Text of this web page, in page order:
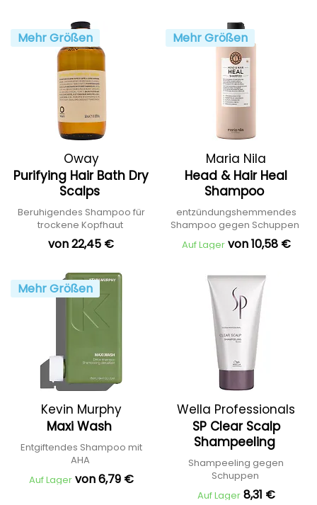
Mehr Größen
Oway
Purifying Hair Bath Dry
Scalps
Beruhigendes Shampoo für
trockene Kopfhaut
von 22,45 €
Mehr Größen
Maria Nila
Head & Hair Heal
Shampoo
entzündungshemmendes
Shampoo gegen Schuppen
Auf Lager von 10,58 €
Mehr Größen
Kevin Murphy
Maxi Wash
Entgiftendes Shampoo mit
AHA
Auf Lager von 6,79 €
Wella Professionals
SP Clear Scalp
Shampeeling
Shampeeling gegen
Schuppen
Auf Lager 8,31 €